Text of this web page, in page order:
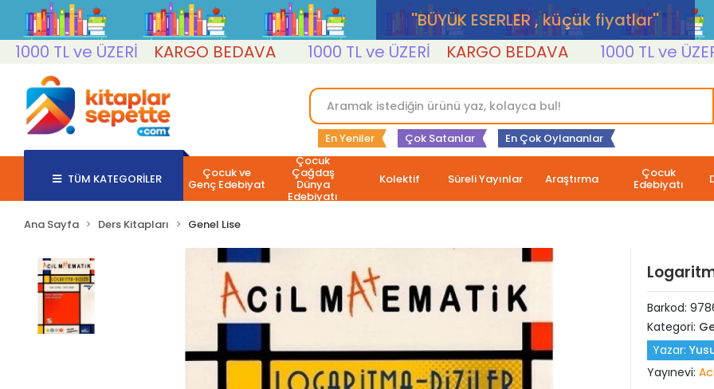
''BÜYÜK ESERLER , küçük fiyatlar''
TL ve ÜZERİ
KARGO BEDAVA 1000 TL ve ÜZERİ KARGO BEDAVA 1000 TL ve ÜZERİ
En Yeniler Çok Satanlar En Çok Oylananlar
TÜM KATEGORİLER Çocuk ve
Genç Edebiyat
Çocuk
Çağdaş
Dünya
Edebiyatı
Kolektif Süreli Yayınlar Araştırma Çocuk
Edebiyatı
Ana Sayfa Ders Kitapları Genel Lise
Barkod:
Kategori:
Yazar:
Yayınevi: